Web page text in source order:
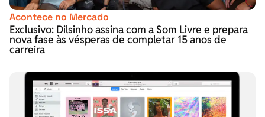
Acontece no Mercado
Exclusivo: Dilsinho assina com a Som Livre e prepara
nova fase às vésperas de completar 15 anos de
carreira